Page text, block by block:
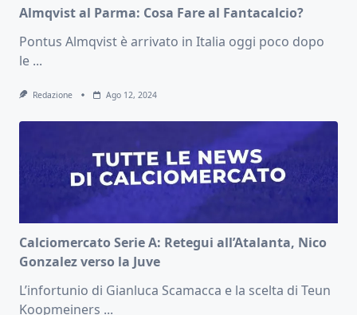
Almqvist al Parma: Cosa Fare al Fantacalcio?
Pontus Almqvist è arrivato in Italia oggi poco dopo
le ...
Redazione Ago 12, 2024
Calciomercato Serie A: Retegui all’Atalanta, Nico
Gonzalez verso la Juve
L’infortunio di Gianluca Scamacca e la scelta di Teun
Koopmeiners ...